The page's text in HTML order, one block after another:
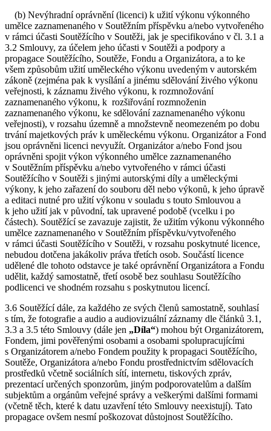
(b) Nevýhradní oprávnění (licenci) k užití výkonu výkonného
umělce zaznamenaného v Soutěžním příspěvku a/nebo vytvořeného
v rámci účasti Soutěžícího v Soutěži, jak je specifikováno v čl. 3.1 a
3.2 Smlouvy, za účelem jeho účasti v Soutěži a podpory a
propagace Soutěžícího, Soutěže, Fondu a Organizátora, a to ke
všem způsobům užití uměleckého výkonu uvedeným v autorském
zákoně (zejména pak k vysílání a jinému sdělování živého výkonu
veřejnosti, k záznamu živého výkonu, k rozmnožování
zaznamenaného výkonu, k rozšiřování rozmnoženin
zaznamenaného výkonu, ke sdělování zaznamenaného výkonu
veřejnosti), v rozsahu územně a množstevně neomezeném po dobu
trvání majetkových práv k uměleckému výkonu. Organizátor a Fond
jsou oprávněni licenci nevyužít. Organizátor a/nebo Fond jsou
oprávněni spojit výkon výkonného umělce zaznamenaného
v Soutěžním příspěvku a/nebo vytvořeného v rámci účasti
Soutěžícího v Soutěži s jinými autorskými díly a uměleckými
výkony, k jeho zařazení do souboru děl nebo výkonů, k jeho úpravě
a editaci nutné pro užití výkonu v souladu s touto Smlouvou a
k jeho užití jak v původní, tak upravené podobě (vcelku i po
částech). Soutěžící se zavazuje zajistit, že užitím výkonu výkonného
umělce zaznamenaného v Soutěžním příspěvku/vytvořeného
v rámci účasti Soutěžícího v Soutěži, v rozsahu poskytnuté licence,
nebudou dotčena jakákoliv práva třetích osob. Součástí licence
udělené dle tohoto odstavce je také oprávnění Organizátora a Fondu
udělit, každý samostatně, třetí osobě bez souhlasu Soutěžícího
podlicenci ve shodném rozsahu s poskytnutou licencí.
3.6 Soutěžící dále, za každého ze svých členů samostatně, souhlasí
s tím, že fotografie a audio a audiovizuální záznamy dle článků 3.1,
3.3 a 3.5 této Smlouvy (dále jen „Díla“) mohou být Organizátorem,
Fondem, jimi pověřenými osobami a osobami spolupracujícími
s Organizátorem a/nebo Fondem použity k propagaci Soutěžícího,
Soutěže, Organizátora a/nebo Fondu prostřednictvím sdělovacích
prostředků včetně sociálních sítí, internetu, tiskových zpráv,
prezentací určených sponzorům, jiným podporovatelům a dalším
subjektům a orgánům veřejné správy a veškerými dalšími formami
(včetně těch, které k datu uzavření této Smlouvy neexistují). Tato
propagace ovšem nesmí poškozovat důstojnost Soutěžícího.